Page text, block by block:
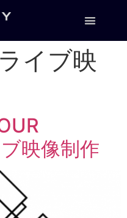
ライブ映
映像制作